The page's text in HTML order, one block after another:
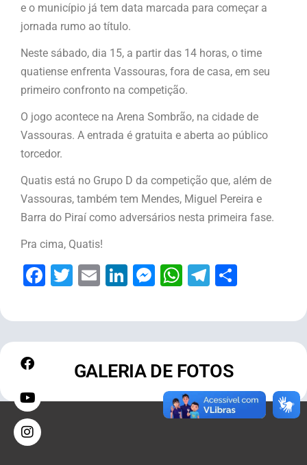
e o município já tem data marcada para começar a
jornada rumo ao título.
Neste sábado, dia 15, a partir das 14 horas, o time
quatiense enfrenta Vassouras, fora de casa, em seu
primeiro confronto na competição.
O jogo acontece na Arena Sombrão, na cidade de
Vassouras. A entrada é gratuita e aberta ao público
torcedor.
Quatis está no Grupo D da competição que, além de
Vassouras, também tem Mendes, Miguel Pereira e
Barra do Piraí como adversários nesta primeira fase.
Pra cima, Quatis!
Facebook
Twitter
EmailLinkedIn
Messenger
WhatsApp
Telegram
GALERIA DE FOTOS